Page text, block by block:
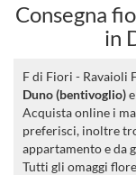
Consegna
in
F di Fiori - Ravaioli
Duno (bentivoglio)
Acquista online i
preferisci, inoltre
appartamento e da
Tutti gli omaggi